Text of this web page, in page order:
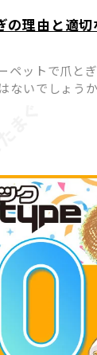
の理由と適
ペットで爪と
ないでしょう